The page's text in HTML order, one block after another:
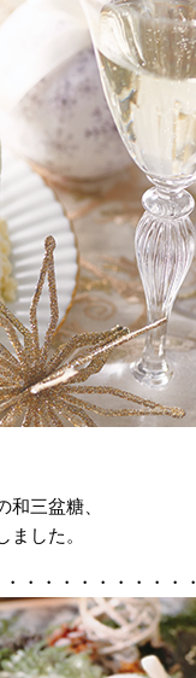
三盆糖、
した。
・・・・・・・・・・